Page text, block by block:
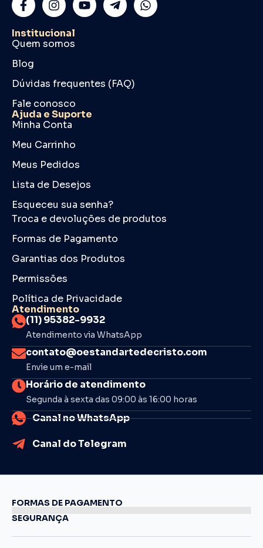
Institucional
Quem somos
Blog
Dúvidas frequentes (FAQ)
Fale conosco
Ajuda e Suporte
Minha Conta
Meu Carrinho
Meus Pedidos
Lista de Desejos
Esqueceu sua senha?
Troca e devoluções de produtos
Formas de Pagamento
Garantias dos Produtos
Permissões
Política de Privacidade
Atendimento
(11) 95382-9932
Atendimento via WhatsApp
contato@oestandartedecristo.com
Envie um e-mail
Horário de atendimento
Segunda à sexta das 09:00 às 16:00 horas
Canal no WhatsApp
Canal do Telegram
FORMAS DE PAGAMENTO
SEGURANÇA